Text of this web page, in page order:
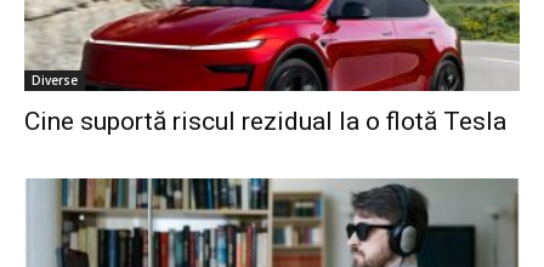
Diverse
Cine suportă riscul rezidual la o flotă Tesla